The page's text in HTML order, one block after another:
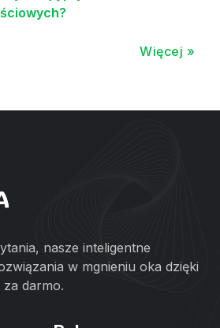
Więcej »
nasze inteligentne
w mgnieniu oka dzięki
darmo.